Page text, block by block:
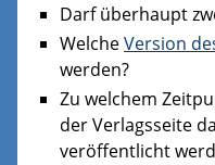
Darf überhaupt
WelcheVersion
werden?
Zu welchem
der Verlagsseite
veröffentlicht